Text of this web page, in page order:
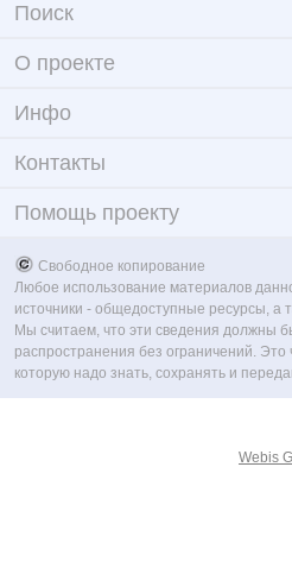
Поиск
О проекте
Инфо
Контакты
Помощь проекту
Свободное копирование
Любое использование материалов
источники - общедоступные ресурсы, а
Мы считаем, что эти сведения должны
распространения без ограничений. Это
которую надо знать, сохранять и
Webis